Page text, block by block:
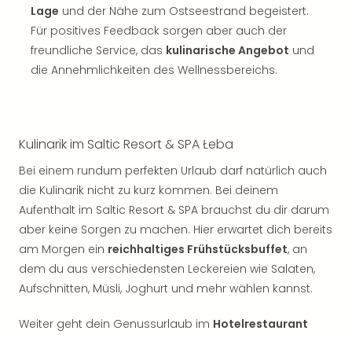
Lage und der Nähe zum Ostseestrand begeistert.
Für positives Feedback sorgen aber auch der
freundliche Service, das kulinarische Angebot und
die Annehmlichkeiten des Wellnessbereichs.
Kulinarik im Saltic Resort & SPA Łeba
Bei einem rundum perfekten Urlaub darf natürlich auch
die Kulinarik nicht zu kurz kommen. Bei deinem
Aufenthalt im Saltic Resort & SPA brauchst du dir darum
aber keine Sorgen zu machen. Hier erwartet dich bereits
am Morgen ein reichhaltiges Frühstücksbuffet, an
dem du aus verschiedensten Leckereien wie Salaten,
Aufschnitten, Müsli, Joghurt und mehr wählen kannst.
Weiter geht dein Genussurlaub im Hotelrestaurant